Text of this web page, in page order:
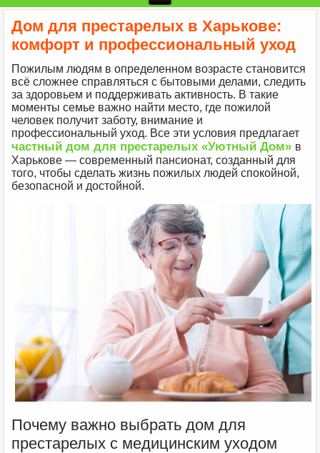
Дом для престарелых в Харькове:
комфорт и профессиональный уход
Пожилым людям в определенном возрасте становится
всё сложнее справляться с бытовыми делами, следить
за здоровьем и поддерживать активность. В такие
моменты семье важно найти место, где пожилой
человек получит заботу, внимание и
профессиональный уход. Все эти условия предлагает
частный дом для престарелых «Уютный Дом» в
Харькове — современный пансионат, созданный для
того, чтобы сделать жизнь пожилых людей спокойной,
безопасной и достойной.
Почему важно выбрать дом для
престарелых с медицинским уходом